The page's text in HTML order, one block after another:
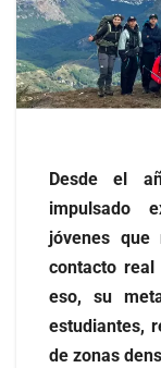
Desde el
impulsado
jóvenes
contacto
eso, su
estudiantes,
de zonas